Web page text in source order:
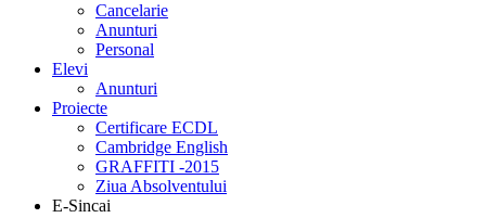
Cancelarie
Anunturi
Personal
Elevi
Anunturi
Proiecte
Certificare ECDL
Cambridge English
GRAFFITI -2015
Ziua Absolventului
E-Sincai